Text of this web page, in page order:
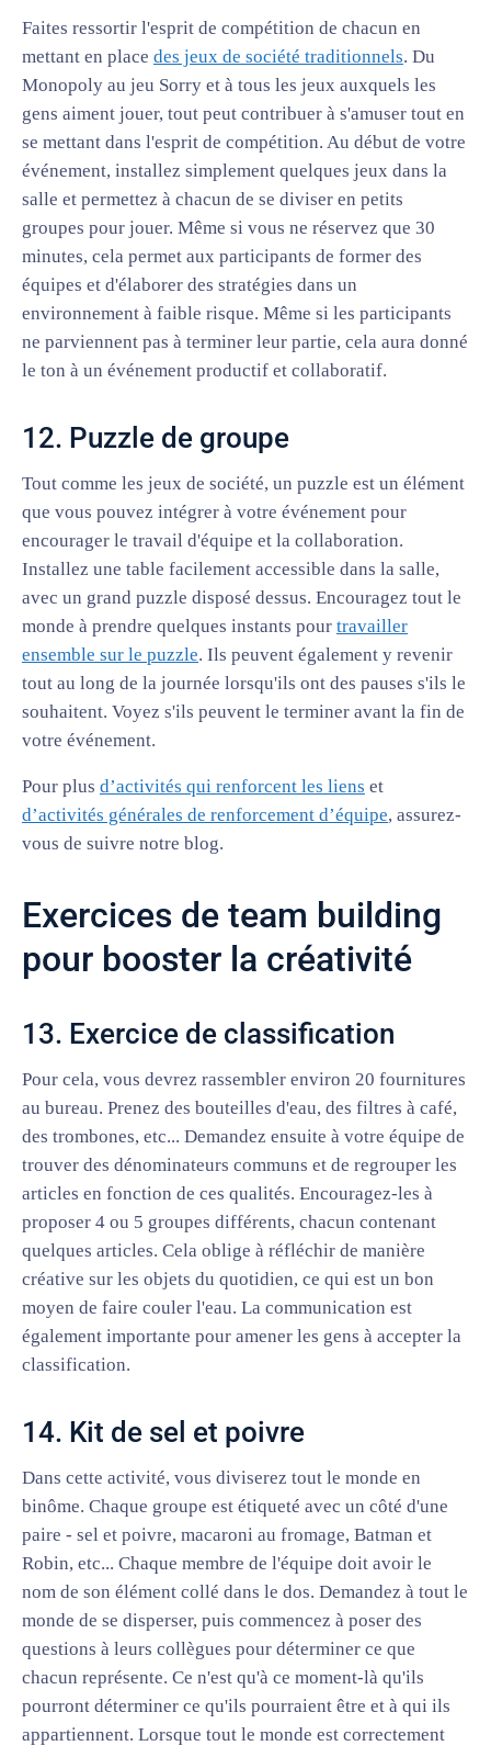
Faites ressortir l'esprit de compétition de chacun en
mettant en place des jeux de société traditionnels. Du
Monopoly au jeu Sorry et à tous les jeux auxquels les
gens aiment jouer, tout peut contribuer à s'amuser tout en
se mettant dans l'esprit de compétition. Au début de votre
événement, installez simplement quelques jeux dans la
salle et permettez à chacun de se diviser en petits
groupes pour jouer. Même si vous ne réservez que 30
minutes, cela permet aux participants de former des
équipes et d'élaborer des stratégies dans un
environnement à faible risque. Même si les participants
ne parviennent pas à terminer leur partie, cela aura donné
le ton à un événement productif et collaboratif.
12. Puzzle de groupe
Tout comme les jeux de société, un puzzle est un élément
que vous pouvez intégrer à votre événement pour
encourager le travail d'équipe et la collaboration.
Installez une table facilement accessible dans la salle,
avec un grand puzzle disposé dessus. Encouragez tout le
monde à prendre quelques instants pour travailler
ensemble sur le puzzle. Ils peuvent également y revenir
tout au long de la journée lorsqu'ils ont des pauses s'ils le
souhaitent. Voyez s'ils peuvent le terminer avant la fin de
votre événement.
Pour plus d’activités qui renforcent les liens et
d’activités générales de renforcement d’équipe, assurez-
vous de suivre notre blog.
Exercices de team building
pour booster la créativité
13. Exercice de classification
Pour cela, vous devrez rassembler environ 20 fournitures
au bureau. Prenez des bouteilles d'eau, des filtres à café,
des trombones, etc... Demandez ensuite à votre équipe de
trouver des dénominateurs communs et de regrouper les
articles en fonction de ces qualités. Encouragez-les à
proposer 4 ou 5 groupes différents, chacun contenant
quelques articles. Cela oblige à réfléchir de manière
créative sur les objets du quotidien, ce qui est un bon
moyen de faire couler l'eau. La communication est
également importante pour amener les gens à accepter la
classification.
14. Kit de sel et poivre
Dans cette activité, vous diviserez tout le monde en
binôme. Chaque groupe est étiqueté avec un côté d'une
paire - sel et poivre, macaroni au fromage, Batman et
Robin, etc... Chaque membre de l'équipe doit avoir le
nom de son élément collé dans le dos. Demandez à tout le
monde de se disperser, puis commencez à poser des
questions à leurs collègues pour déterminer ce que
chacun représente. Ce n'est qu'à ce moment-là qu'ils
pourront déterminer ce qu'ils pourraient être et à qui ils
appartiennent. Lorsque tout le monde est correctement